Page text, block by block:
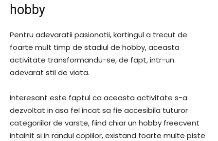
hobby
Pentru adevaratii pasionatii, kartingul a trecut de
foarte mult timp de stadiul de hobby, aceasta
activitate transformandu-se, de fapt, intr-un
adevarat stil de viata.
Interesant este faptul ca aceasta activitate s-a
dezvoltat in asa fel incat sa fie accesibila tuturor
categoriilor de varste, fiind chiar un hobby freecvent
intalnit si in randul copiilor, existand foarte multe piste